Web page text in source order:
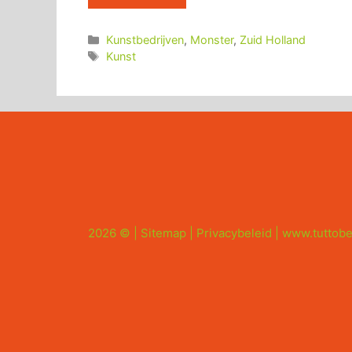
Categorieën
Kunstbedrijven, Monster, Zuid Holland
Tags
Kunst
2026 © | Sitemap Privacybeleid